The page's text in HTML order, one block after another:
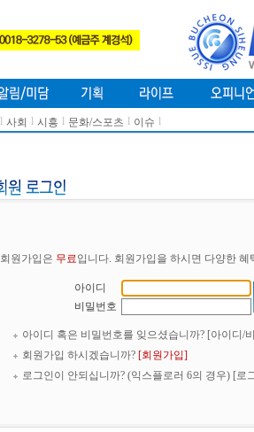
l 사회 l 시흥 l 문화/스포츠 l 이슈 l
회원가입은 무료입니다. 회원가입을 하시면 다양한
아이디
비밀번호
아이디 혹은 비밀번호를 잊으셨습니까? [아이디/
회원가입 하시겠습니까? [회원가입]
로그인이 안되십니까? (익스플로러 6의 경우) [로